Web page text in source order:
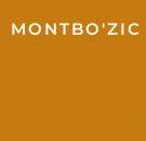
MONTBO'ZIC